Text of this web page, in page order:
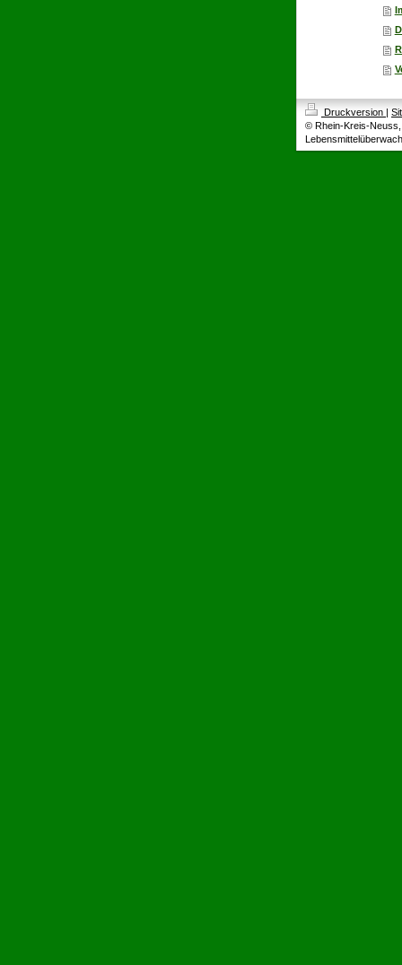
Druckversion |
© Rhein-Kreis-